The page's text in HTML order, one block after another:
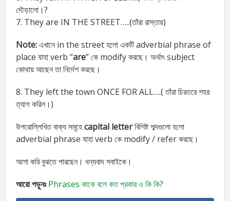
দৌড়ালো।?
7. They are IN THE STREET…..(তাঁরা রাস্তায়)
Note:এখানে in the street হলো একটি adverbial phrase of
place যাহা verb “are” কে modify করছে। অর্থাৎ subject
কোথায় আছেন তা নির্দেশ করছে।
8. They left the town ONCE FOR ALL….( তাঁরা চিরতরে শহর
ত্যাগ করিল।)
উপরোল্লিখিত বাক্য সমূহেcapital letterবিশিষ্ট শব্দগুলো হলো
adverbial phrase যাহা verb কে modify / refer করছে।
আশা করি বুঝতে পারছেন। ধন্যবাদ সবাইকে।
আরো পড়ুনঃ Phrases কাকে বলে কত প্রকার ও কি কি?